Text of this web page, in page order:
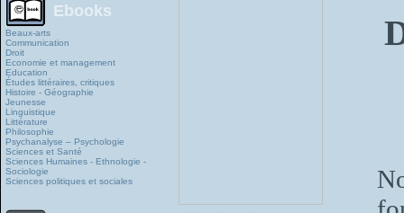
Ebooks
Beaux-arts
Communication
Droit
Economie et management
Education
Études littéraires, critiques
Histoire - Géographie
Jeunesse
Linguistique
Littérature
Philosophie
Psychanalyse – Psychologie
Sciences et Santé
Sciences Humaines - Ethnologie -
Sociologie
Sciences politiques et sociales